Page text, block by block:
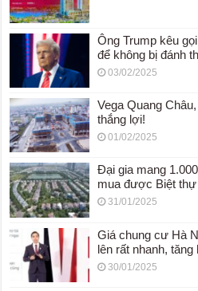
Ông Trump kêu
để không bị đánh
03/02/2025
Vega Quang
thắng lợi!
01/02/2025
Đại gia mang
mua được Biệt
31/01/2025
Giá chung cư Hà
lên rất nhanh,
30/01/2025